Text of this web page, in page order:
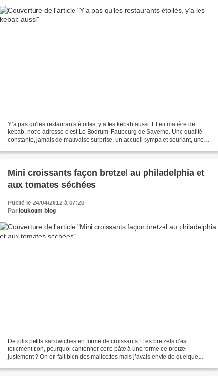
Y’a pas qu’les restaurants étoilés, y’a les kebab aussi. Et en matière de
kebab, notre adresse c’est Le Bodrum, Faubourg de Saverne. Une qualité
constante, jamais de mauvaise surprise, un accueil sympa et souriant, une
Mini croissants façon bretzel au philadelphia et
aux tomates séchées
Publié le 24/04/2012 à 07:20
Par loukoum blog
De jolis petits sandwiches en forme de croissants ! Les bretzels c’est
tellement bon, pourquoi cantonner cette pâte à une forme de bretzel
justement ? On en fait bien des malicettes mais j’avais envie de quelque